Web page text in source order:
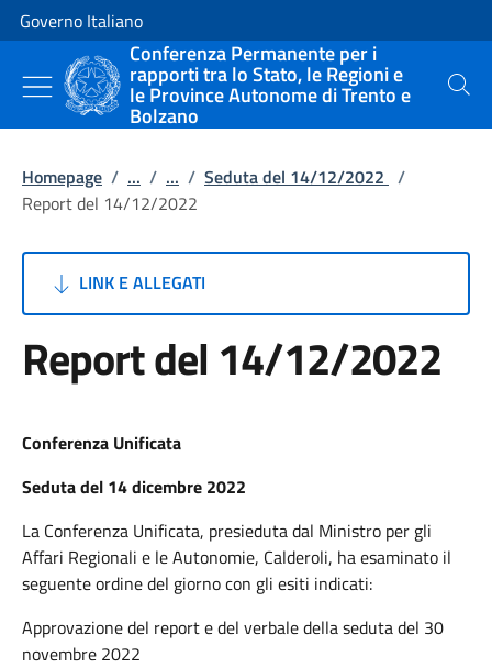
Vai al contenuto
Vai alla navigazione del sito
Governo Italiano
Conferenza Permanente per i
rapporti tra lo Stato, le Regioni e
le Province Autonome di Trento e
Bolzano
Cerca
Homepage / ... / ... / Seduta del 14/12/2022 /
Report del 14/12/2022
LINK E ALLEGATI
Report del 14/12/2022
Conferenza Unificata
Seduta del 14 dicembre 2022
La Conferenza Unificata, presieduta dal Ministro per gli
Affari Regionali e le Autonomie, Calderoli, ha esaminato il
seguente ordine del giorno con gli esiti indicati:
Approvazione del report e del verbale della seduta del 30
novembre 2022